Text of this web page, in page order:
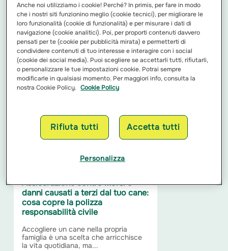
Cosa fare in caso di furto in casa:
guida pratica per gestire la
situazione in 5 passi
Subire un furto in casa è un evento
traumatico, che oltre a compromettere
la sicurezza...
Assicurazione contro morsi e
danni causati a terzi dal tuo cane:
cosa copre la polizza
responsabilità civile
Accogliere un cane nella propria
famiglia è una scelta che arricchisce
la vita quotidiana, ma...
Anche noi utilizziamo i cookie! Perché? In primis, per fare in modo
che i nostri siti funzionino meglio (cookie tecnici), per migliorare le
loro funzionalità (cookie di funzionalità) e per misurare i dati di
navigazione (cookie analitici). Poi, per proporti contenuti davvero
pensati per te (cookie per pubblicità mirata) e permetterti di
condividere contenuti di tuo interesse e interagire con i social
(cookie dei social media). Puoi scegliere se accettarli tutti, rifiutarli,
o personalizzare le tue impostazioni cookie. Potrai sempre
modificarle in qualsiasi momento. Per maggiori info, consulta la
nostra Cookie Policy. Cookie Policy
Rifiuta tutti Accetta tutti
Personalizza